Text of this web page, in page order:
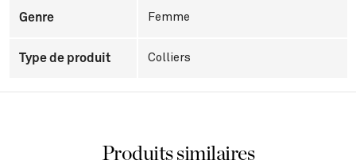
Genre Femme
Type de produit Colliers
Produits similaires